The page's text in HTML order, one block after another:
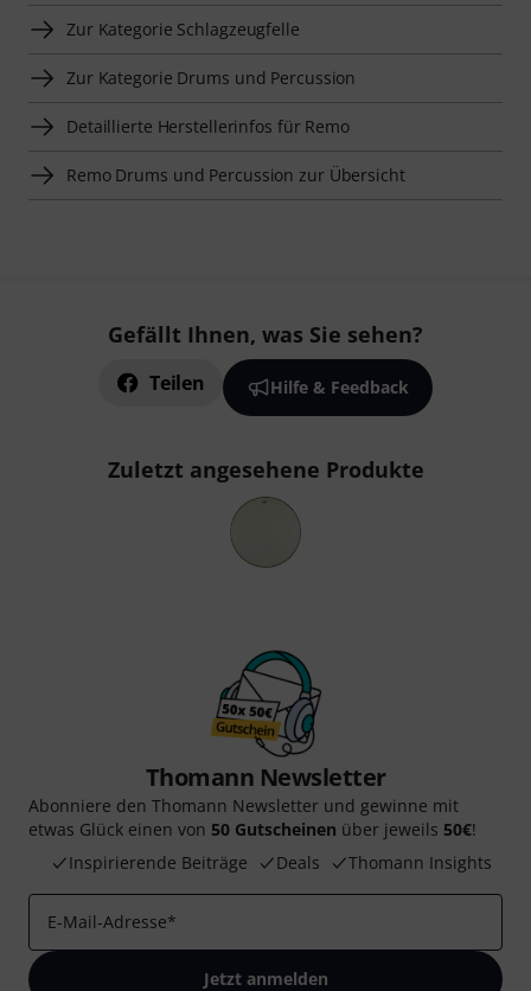
Zur Kategorie Schlagzeugfelle
Zur Kategorie Drums und Percussion
Detaillierte Herstellerinfos für Remo
Remo Drums und Percussion zur Übersicht
Gefällt Ihnen, was Sie sehen?
Teilen Hilfe & Feedback
Zuletzt angesehene Produkte
Thomann Newsletter
Abonniere den Thomann Newsletter und gewinne mit
etwas Glück einen von 50 Gutscheinen über jeweils 50€!
Inspirierende Beiträge
Deals Thomann Insights
E-Mail-Adresse*
Jetzt anmelden